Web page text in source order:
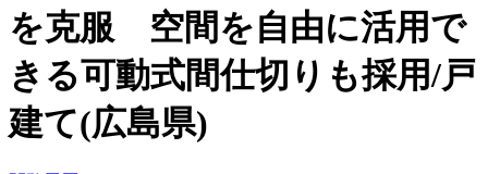
を克服 空間を自由に活用で
きる可動式間仕切りも採用/戸
建て(広島県)